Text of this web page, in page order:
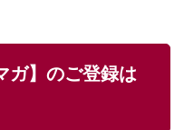
ガ】のご登録は